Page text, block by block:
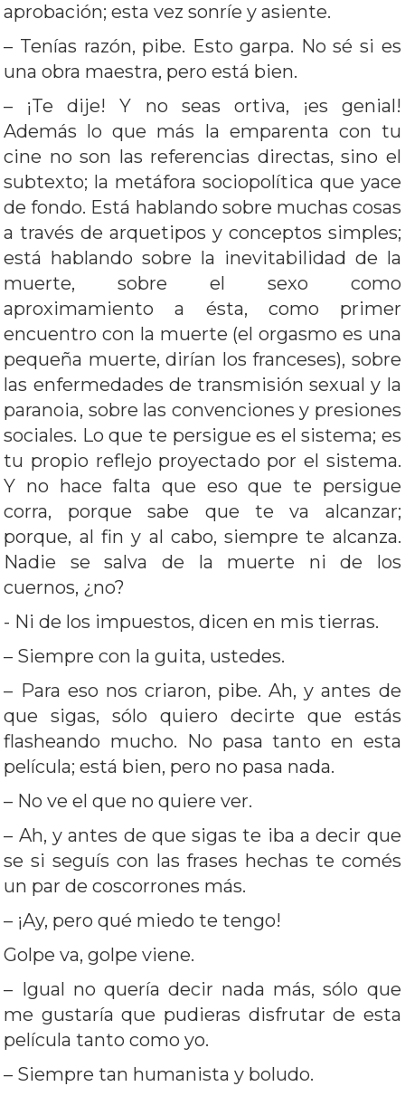
aprobación; esta vez sonríe y asiente.
– Tenías razón, pibe. Esto garpa. No sé si es
una obra maestra, pero está bien.
– ¡Te dije! Y no seas ortiva, ¡es genial!
Además lo que más la emparenta con tu
cine no son las referencias directas, sino el
subtexto; la metáfora sociopolítica que yace
de fondo. Está hablando sobre muchas cosas
a través de arquetipos y conceptos simples;
está hablando sobre la inevitabilidad de la
muerte, sobre el sexo como
aproximamiento a ésta, como primer
encuentro con la muerte (el orgasmo es una
pequeña muerte, dirían los franceses), sobre
las enfermedades de transmisión sexual y la
paranoia, sobre las convenciones y presiones
sociales. Lo que te persigue es el sistema; es
tu propio reflejo proyectado por el sistema.
Y no hace falta que eso que te persigue
corra, porque sabe que te va alcanzar;
porque, al fin y al cabo, siempre te alcanza.
Nadie se salva de la muerte ni de los
cuernos, ¿no?
­- Ni de los impuestos, dicen en mis tierras.
– Siempre con la guita, ustedes.
– Para eso nos criaron, pibe. Ah, y antes de
que sigas, sólo quiero decirte que estás
flasheando mucho. No pasa tanto en esta
película; está bien, pero no pasa nada.
– No ve el que no quiere ver.
– Ah, y antes de que sigas te iba a decir que
se si seguís con las frases hechas te comés
un par de coscorrones más.
– ¡Ay, pero qué miedo te tengo!
Golpe va, golpe viene.
– Igual no quería decir nada más, sólo que
me gustaría que pudieras disfrutar de esta
película tanto como yo.
– Siempre tan humanista y boludo.